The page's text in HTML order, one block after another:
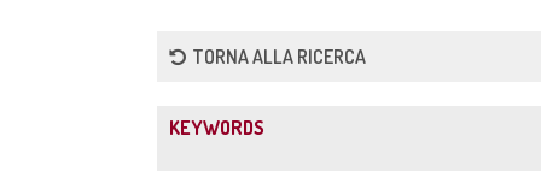
TORNA ALLA RICERCA
KEYWORDS